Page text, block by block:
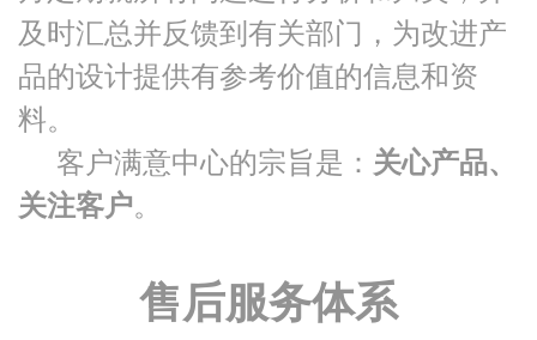
及时汇总并反馈到有关部门，为改进产
品的设计提供有参考价值的信息和资
料。
客户满意中心的宗旨是： 关心产品、
关注客户。
售后服务体系